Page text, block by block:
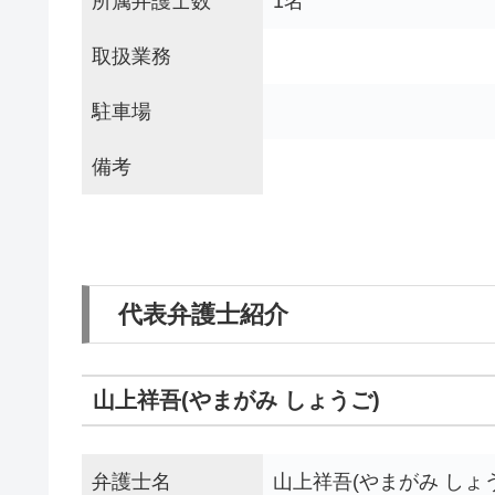
取扱業務
駐車場
備考
代表弁護士紹介
山上祥吾(やまがみ しょうご)
弁護士名 山上祥吾(やまがみ しょ